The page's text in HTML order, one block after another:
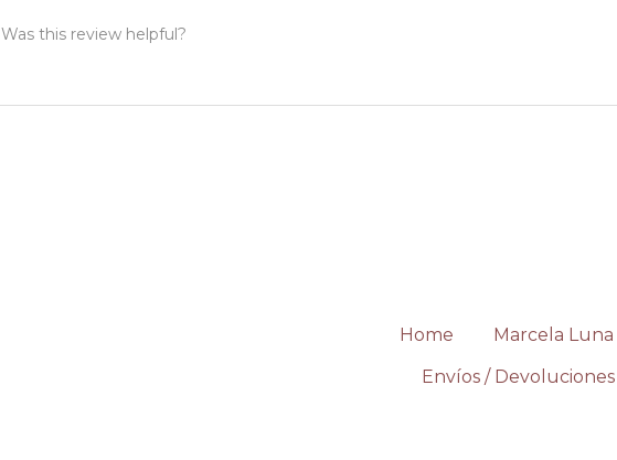
Was this review helpful?
Home Marcela Luna
Envíos / Devoluciones